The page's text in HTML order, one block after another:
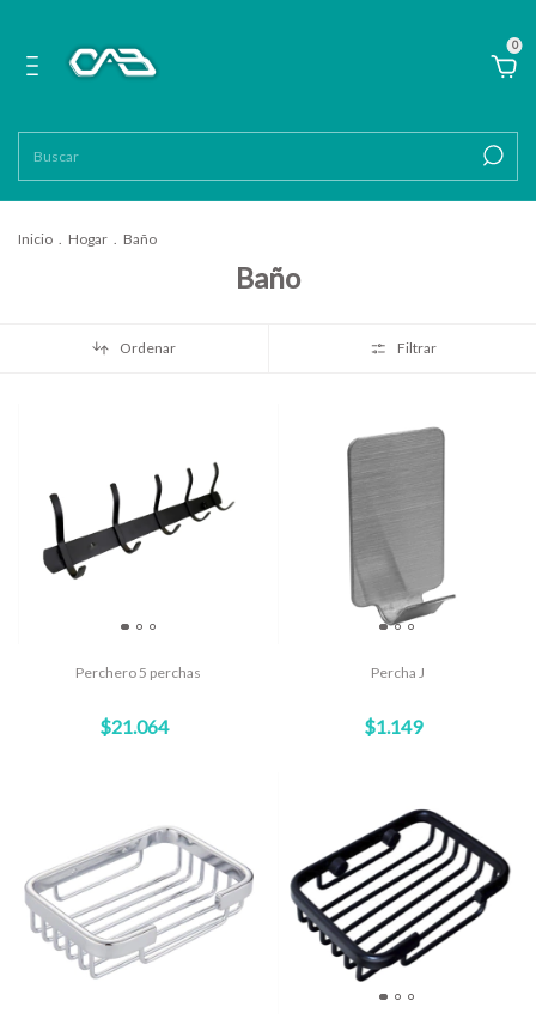
0
Inicio . Hogar . Baño
Baño
Ordenar Filtrar
Perchero 5 perchas
$21.064
Percha J
$1.149